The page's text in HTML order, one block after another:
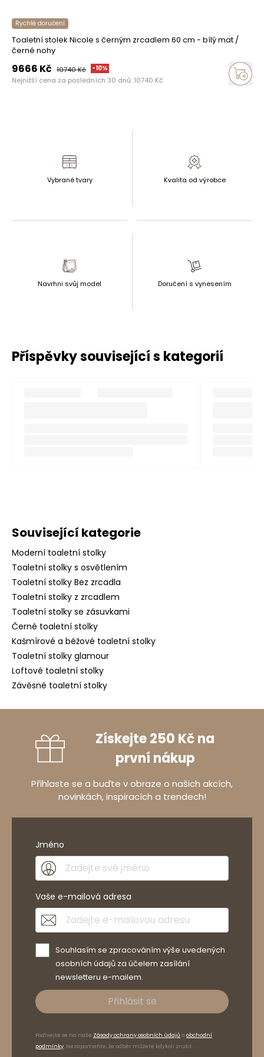
Rychlé doručení
Toaletní stolek Nicole s černým zrcadlem 60 cm - bílý mat /
černé nohy
9666 Kč 10740Kč -10%
Nejnižší cena za posledních 30 dnů: 10740 Kč
Vybrané tvary Kvalita od výrobce
Navrhni svůj model Doručení s vynesením
Příspěvky související s kategorií
Související kategorie
Moderní toaletní stolky
Toaletní stolky s osvětlením
Toaletní stolky Bez zrcadla
Toaletní stolky z zrcadlem
Toaletní stolky se zásuvkami
Černé toaletní stolky
Kašmírové a béžové toaletní stolky
Toaletní stolky glamour
Loftové toaletní stolky
Závěsné toaletní stolky
Získejte 250 Kč na
první nákup
Přihlaste se a buďte v obraze o našich akcích,
novinkách, inspiracích a trendech!
Jméno
Vaše e-mailová adresa
Souhlasím se zpracováním výše uvedených
osobních údajů za účelem zasílání
newsletteru e-mailem.
Přihlásit se
Podívejte se na naše Zásady ochrany osobních údajů a obchodní
podmínky. Nezapomeňte, že odběr můžete kdykoli zrušit.